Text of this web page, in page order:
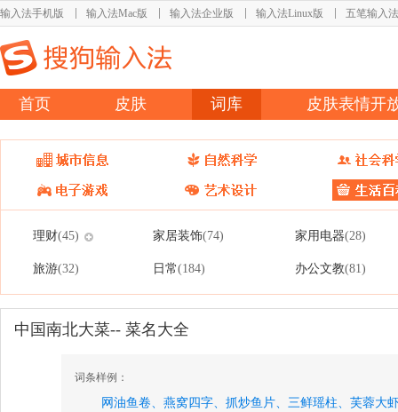
输入法手机版 输入法Mac版 输入法企业版 输入法Linux版 五笔输入法
首页 皮肤 词库 皮肤表情开
理财(45) 家居装饰(74) 家用电器(28)
旅游(32) 日常(184) 办公文教(81)
中国南北大菜-- 菜名大全
词条样例：
网油鱼卷、 燕窝四字、 抓炒鱼片、 三鲜瑶柱、 芙蓉大